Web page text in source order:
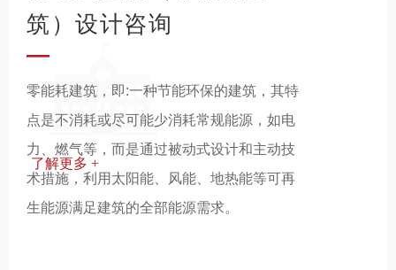
筑）设计咨询
—
零能耗建筑，即:一种节能环保的建筑，其特
点是不消耗或尽可能少消耗常规能源，如电
力、燃气等，而是通过被动式设计和主动技
术措施，利用太阳能、风能、地热能等可再
生能源满足建筑的全部能源需求。
了解更多 +